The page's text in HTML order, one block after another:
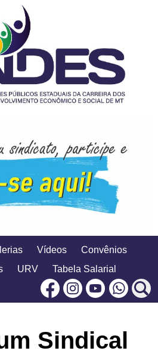
Vídeos
Convênios
URV
Tabela Salarial
FacebookInstagram
Sindical